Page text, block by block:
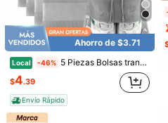
Detalles Del Producto
Material:
Tela no tejida
Composición:
Ver más
También Podría Gustarte
Ahorro de $3.71
Local -46% 5 Piezas Bolsas transparentes a prueba de agua para zapatos, bolsas de almacenamiento con cordón para viajes, organizador de zapatos a prueba de polvo portátil para hombres y mujeres, artículos esenciales para viajes de 15.7*11.8 pulgadas
$4.39
Envío Rápido